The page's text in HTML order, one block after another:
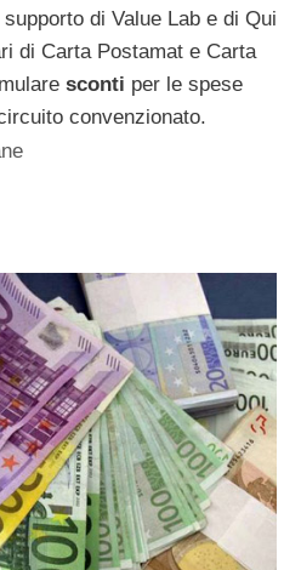
di Value Lab e di Qui
di Carta Postamat e Carta
sconti per le spese
convenzionato.